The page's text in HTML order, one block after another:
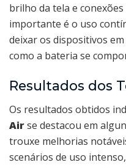
brilho da tela e
importante é o uso
deixar os dispositivos
como a bateria se
Resultados dos
Os resultados obtidos
Airse destacou em
trouxe melhorias
scenários de uso